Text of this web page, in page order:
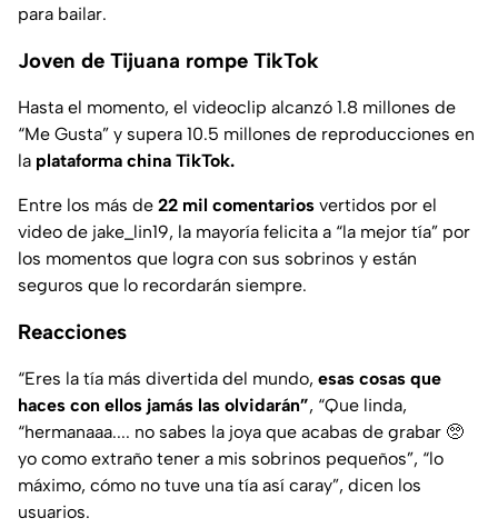
para bailar.
Joven de Tijuana rompe TikTok
Hasta el momento, el videoclip alcanzó 1.8 millones de
“Me Gusta” y supera 10.5 millones de reproducciones en
la plataforma china TikTok.
Entre los más de 22 mil comentarios vertidos por el
video de jake_lin19, la mayoría felicita a “la mejor tía” por
los momentos que logra con sus sobrinos y están
seguros que lo recordarán siempre.
Reacciones
“Eres la tía más divertida del mundo, esas cosas que
haces con ellos jamás las olvidarán”, “Que linda,
“hermanaaa.... no sabes la joya que acabas de grabar 🥺
yo como extraño tener a mis sobrinos pequeños”, “lo
máximo, cómo no tuve una tía así caray”, dicen los
usuarios.